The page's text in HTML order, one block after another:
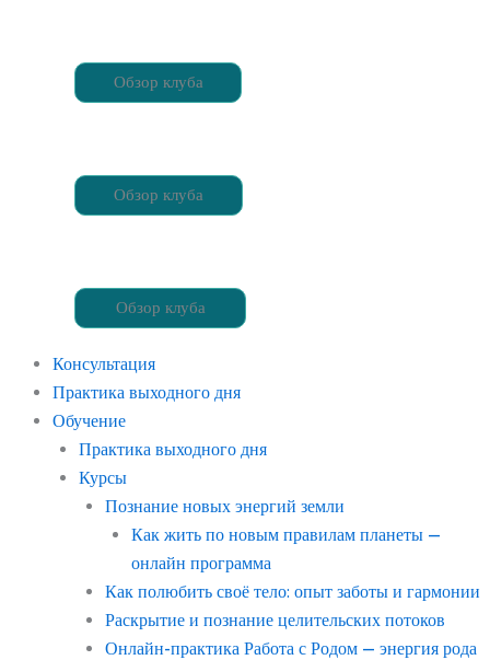
Обзор клуба
Обзор клуба
Обзор клуба
Консультация
Практика выходного дня
Обучение
Практика выходного дня
Курсы
Познание новых энергий земли
Как жить по новым правилам планеты —
онлайн программа
Как полюбить своё тело: опыт заботы и гармонии
Раскрытие и познание целительских потоков
Онлайн-практика Работа с Родом — энергия рода